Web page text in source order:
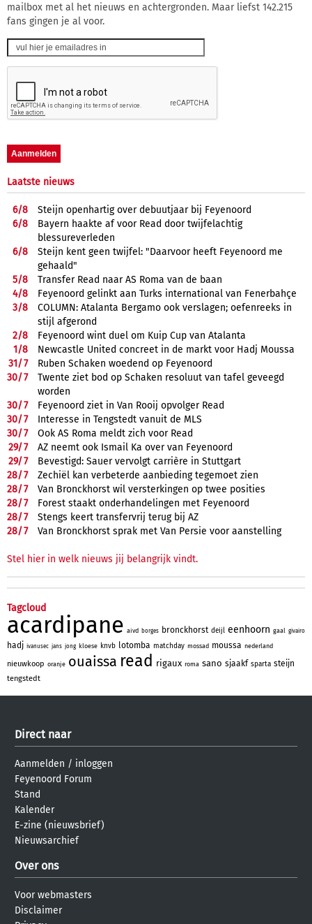
mailbox met al het nieuws en achtergronden. Maar liefst 142.215
fans gingen je al voor.
Laatste nieuws
6/8
Steijn openhartig over debuutjaar bij Feyenoord
6/8
Bayern haakte af voor Read door twijfelachtig
blessureverleden
6/8
Steijn kent geen twijfel: "Daarvoor heeft Feyenoord me
gehaald"
5/8
Transfer Read naar AS Roma van de baan
4/8
Feyenoord gelinkt aan Turks international van Fenerbahçe
3/8
COLUMN: Atalanta Bergamo ook verslagen; oefenreeks in
stijl afgerond
2/8
Feyenoord wint duel om Kuip Cup van Atalanta
1/8
Newcastle United concreet in de markt voor Hadj Moussa
31/7
Ruben Schaken woedend op Feyenoord
30/7
Twente ziet bod op Schaken resoluut van tafel geveegd
worden
30/7
Feyenoord ziet in Van Rooij opvolger Read
30/7
Interesse in Tengstedt vanuit de MLS
30/7
Ook AS Roma meldt zich voor Read
29/7
AZ neemt ook Ismail Ka over van Feyenoord
29/7
Bevestigd: Sauer vervolgt carrière in Stuttgart
28/7
Zechiël kan verbeterde aanbieding tegemoet zien
28/7
Van Bronckhorst wil versterkingen op twee posities
28/7
Forest staakt onderhandelingen met Feyenoord
28/7
Stengs keert transfervrij terug bij AZ
28/7 Van Bronckhorst sprak met Van Persie voor aanstelling
Stel hier in welk nieuws jij belangrijk vindt.
Tagcloud
acardipane aivd borges bronckhorst deijl eenhoorn gaal givairo
hadj ivanusec jans jong kloese knvb lotomba matchday mossad moussa nederland
nieuwkoop oranje ouaissa read rigaux roma sano sjaakf sparta steijn
tengstedt
Direct naar
Aanmelden / inloggen
Feyenoord Forum
Stand
Kalender
E-zine (nieuwsbrief)
Nieuwsarchief
Over ons
Voor webmasters
Disclaimer